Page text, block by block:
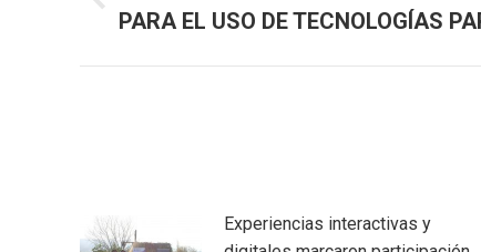
publicaciones
anterior:
PARA EL USO DE TECNOLOGÍAS
Experiencias interactivas y